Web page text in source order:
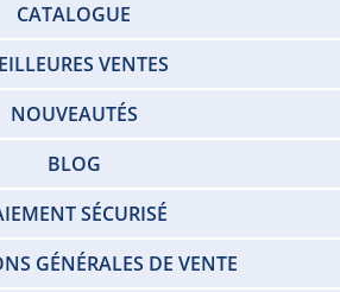
CATALOGUE
VENTES
NOUVEAUTÉS
BLOG
SÉCURISÉ
GÉNÉRALES DE VENTE